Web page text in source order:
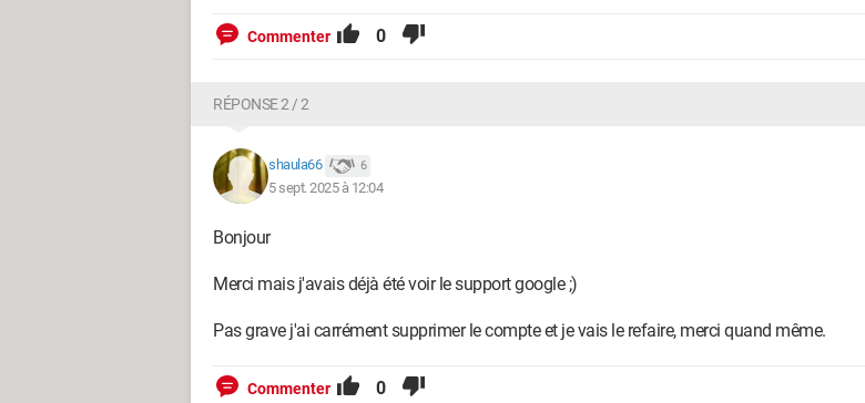
Commenter 0
RÉPONSE 2 / 2
shaula66 6
5 sept. 2025 à 12:04
Bonjour
Merci mais j'avais déjà été voir le support google ;)
Pas grave j'ai carrément supprimer le compte et je vais le refaire, merci quand même.
Commenter 0